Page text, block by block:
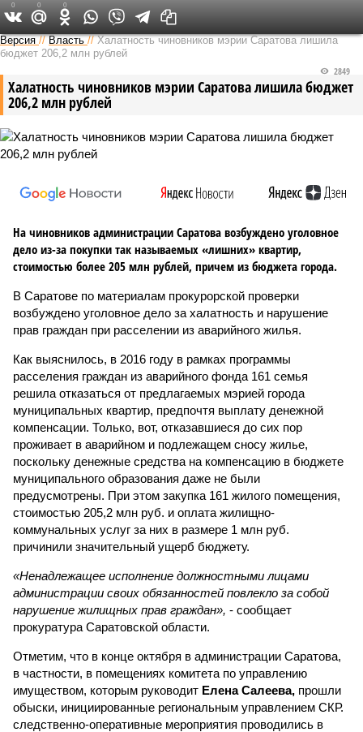
Версия в Саратове
Версия //Власть //Халатность чиновников мэрии Саратова лишила
бюджет 206,2 млн рублей
Халатность чиновников мэрии Саратова лишила бюджет
206,2 млн рублей
2849
На чиновников администрации Саратова возбуждено уголовное
дело из-за покупки так называемых «лишних» квартир,
стоимостью более 205 млн рублей, причем из бюджета города.
В Саратове по материалам прокурорской проверки
возбуждено уголовное дело за халатность и нарушение
прав граждан при расселении из аварийного жилья.
Как выяснилось, в 2016 году в рамках программы
расселения граждан из аварийного фонда 161 семья
решила отказаться от предлагаемых мэрией города
муниципальных квартир, предпочтя выплату денежной
компенсации. Только, вот, отказавшиеся до сих пор
проживает в аварийном и подлежащем сносу жилье,
поскольку денежные средства на компенсацию в бюджете
муниципального образования даже не были
предусмотрены. При этом закупка 161 жилого помещения,
стоимостью 205,2 млн руб. и оплата жилищно-
коммунальных услуг за них в размере 1 млн руб.
причинили значительный ущерб бюджету.
«Ненадлежащее исполнение должностными лицами
администрации своих обязанностей повлекло за собой
нарушение жилищных прав граждан», - сообщает
прокуратура Саратовской области.
Отметим, что в конце октября в администрации Саратова,
в частности, в помещениях комитета по управлению
имуществом, которым руководит Елена Салеева, прошли
обыски, инициированные региональным управлением СКР.
следственно-оперативные мероприятия проводились в
0 0 0